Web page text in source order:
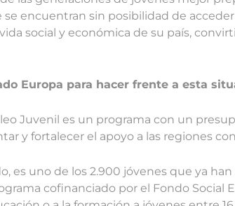
encuentran sin posibilidad de
social y económica de su país,
Europa para hacer frente a esta
Juvenil es un programa con un
y fortalecer el apoyo a las regiones
es uno de los 2.900 jóvenes que ya
cofinanciado por el Fondo